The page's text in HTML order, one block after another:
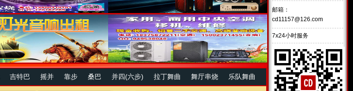
吉特巴 摇并 靠步 桑巴 并四(六步) 拉丁舞曲 舞厅串烧 乐队舞曲
邮箱：
cd11157@126.com
7x24小时服务